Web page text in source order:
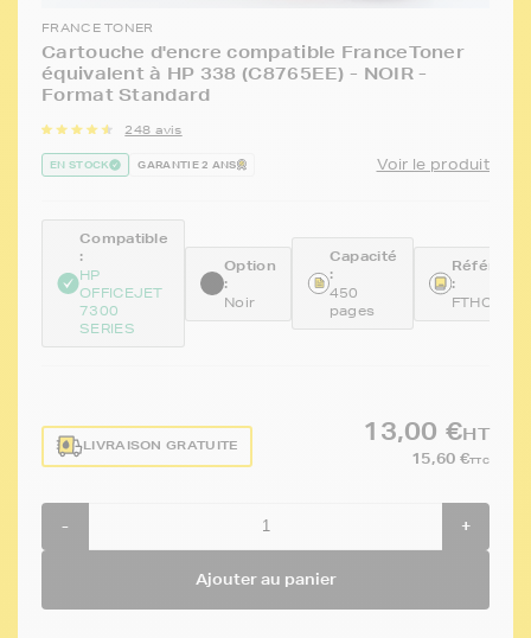
FRANCE TONER
Cartouche d'encre compatible FranceToner
équivalent à HP 338 (C8765EE) - NOIR -
Format Standard
248 avis
EN STOCK GARANTIE 2 ANS Voir le produit
Compatible
:
HP
OFFICEJET
7300
SERIES
Option
:
Noir
Capacité
:
450
pages
:
FTHC8765
LIVRAISON GRATUITE
13,00 €HT
15,60 €TTC
- +
Ajouter au panier